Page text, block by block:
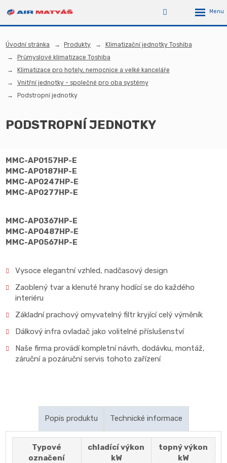
Úvodní stránka Produkty
Klimatizační jednotky Toshiba
Průmyslové klimatizace Toshiba
Klimatizace pro hotely, nemocnice a velké kanceláře
Vnitřní jednotky - společné pro oba systémy
Podstropní jednotky
PODSTROPNÍ JEDNOTKY
MMC-AP0157HP-E
MMC-AP0187HP-E
MMC-AP0247HP-E
MMC-AP0277HP-E
MMC-AP0367HP-E
MMC-AP0487HP-E
MMC-AP0567HP-E
Vysoce elegantní vzhled, nadčasový design
Zaoblený tvar a klenuté hrany hodící se do každého
interiéru
Základní prachový omyvatelný filtr kryjící celý výměník
Dálkový infra ovladač jako volitelné příslušenství
Naše firma provádí kompletní návrh, dodávku, montáž,
záruční a pozáruční servis tohoto zařízení
Popis produktu
Široká lamela na výdechu zajišťuje optimální
proudění a distribuci vzduchu
Technické informace
Typové
označení
chladící výkon
kW
topný výkon
kW